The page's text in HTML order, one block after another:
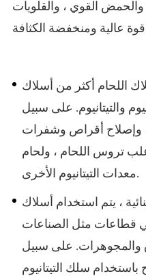
القوي ، والقلويات
اللحام أكثر من أسلاك
والتيتانيوم. على سبيل
، وإصلاح أقراص وشفرات
تروس اللحام ، ولحام
معدات التيتانيوم الأخرى.
، يتم استخدام أسلاك
قطاعات مثل الصناعات
والمجوهرات. على سبيل
سلك التيتانيوم